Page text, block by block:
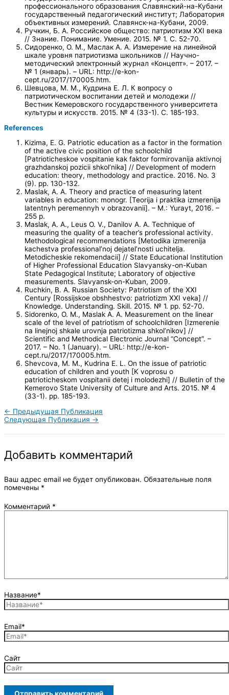
профессионального образования Славянский-на-Кубани
государственный педагогический институт; Лаборатория
объективных измерений. Славянск-на-Кубани, 2009.
Ручкин, Б. А. Российское общество: патриотизм XXI века
// Знание. Понимание. Умение. 2015. № 1. С. 52-70.
Сидоренко, О. М., Маслак А. А. Измерение на линейной
шкале уровня патриотизма школьников // Научно-
методический электронный журнал «Концепт». – 2017. –
№ 1 (январь). – URL: http://e-kon-
cept.ru/2017/170005.htm.
Шевцова, М. М., Кудрина Е. Л. К вопросу о
патриотическом воспитании детей и молодежи //
Вестник Кемеровского государственного университета
культуры и искусств. 2015. № 4 (33-1). С. 185-193.
References
Kizima, E. G. Patriotic education as a factor in the formation
of the active civic position of the schoolchild
[Patrioticheskoe vospitanie kak faktor formirovanija aktivnoj
grazhdanskoj pozicii shkol’nika] // Development of modern
education: theory, methodology and practice. 2016. No. 3
(9). pp. 130-132.
Maslak, A. A. Theory and practice of measuring latent
variables in education: monogr. [Teorija i praktika izmerenija
latentnyh peremennyh v obrazovanii]. – M.: Yurayt, 2016. –
255 p.
Maslak, A. A., Leus O. V., Danilov A. A. Technique of
measuring the quality of a teacher’s professional activity.
Methodological recommendations [Metodika izmerenija
kachestva professional’noj dejatel’nosti uchitelja.
Metodicheskie rekomendacii] // State Educational Institution
of Higher Professional Education Slavyansky-on-Kuban
State Pedagogical Institute; Laboratory of objective
measurements. Slavyansk-on-Kuban, 2009.
Ruchkin, B. A. Russian Society: Patriotism of the XXI
Century [Rossijskoe obshhestvo: patriotizm XXI veka] //
Knowledge. Understanding. Skill. 2015. № 1. pp. 52-70.
Sidorenko, O. M., Maslak A. A. Measurement on the linear
scale of the level of patriotism of schoolchildren [Izmerenie
na linejnoj shkale urovnja patriotizma shkol’nikov] //
Scientific and Methodical Electronic Journal “Concept”. –
2017. – No. 1 (January). – URL: http://e-kon-
cept.ru/2017/170005.htm.
Shevcova, M. M., Kudrina E. L. On the issue of patriotic
education of children and youth [K voprosu o
patrioticheskom vospitanii detej i molodezhi] // Bulletin of the
Kemerovo State University of Culture and Arts. 2015. № 4
(33-1). pp. 185-193.
← Предыдущая Публикация
Следующая Публикация →
Добавить комментарий
Ваш адрес email не будет опубликован. Обязательные поля
помечены *
Комментарий *
Название*
Email*
Сайт